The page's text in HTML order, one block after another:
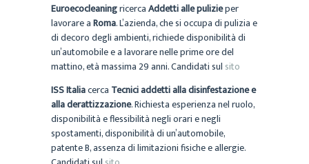
EuroecocleaningricercaAddetti alle pulizieper
lavorare aRoma. L’azienda, che si occupa di pulizia e
di decoro degli ambienti, richiede disponibilità di
un’automobile e a lavorare nelle prime ore del
mattino, età massima 29 anni. Candidati sul sito
ISS Italiacerca Tecnici addetti alla disinfestazione e
alla derattizzazione. Richiesta esperienza nel ruolo,
disponibilità e flessibilità negli orari e negli
spostamenti, disponibilità di un’automobile,
patente B, assenza di limitazioni fisiche e allergie.